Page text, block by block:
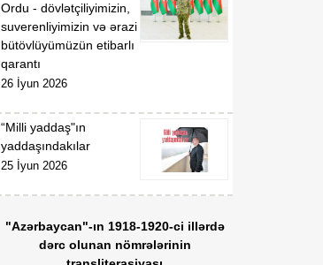
Ordu - dövlətçiliyimizin,
suverenliyimizin və ərazi
bütövlüyümüzün etibarlı
qarantı
26 İyun 2026
“Milli yaddaş"ın
yaddaşındakılar
25 İyun 2026
"Azərbaycan"-ın 1918-1920-ci illərdə
dərc olunan nömrələrinin